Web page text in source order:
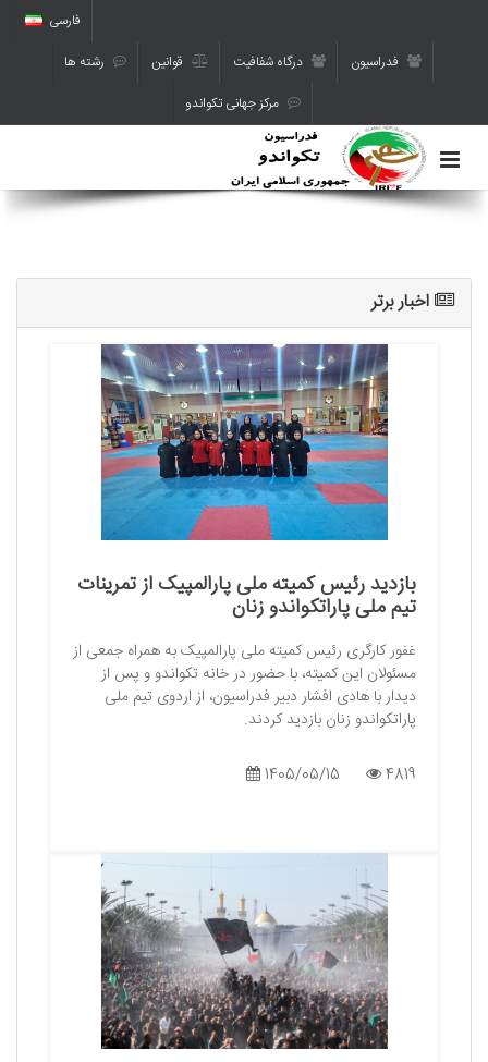
فارسی
فدراسیون
درگاه شفافیت قوانین
رشته ها
مرکز جهانی تکواندو
اخبار برتر
بازدید رئیس کمیته ملی پارالمپیک از تمرینات
تیم ملی پاراتکواندو زنان
غفور کارگری رئیس کمیته ملی پارالمپیک به همراه جمعی از
مسئولان این کمیته، با حضور در خانه تکواندو و پس از
دیدار با هادی افشار دبیر فدراسیون، از اردوی تیم ملی
پاراتکواندو زنان بازدید کردند.
1405/05/15 4819